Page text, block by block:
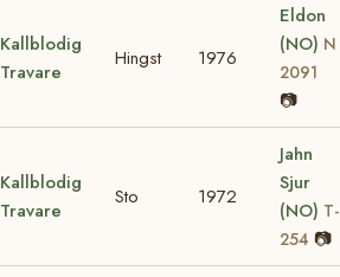
Kallblodig
Travare
Hingst 1976
Eldon
(NO) N
2091
📷
Kallblodig
Travare
Sto 1972
Jahn
Sjur
(NO) T-
254 📷